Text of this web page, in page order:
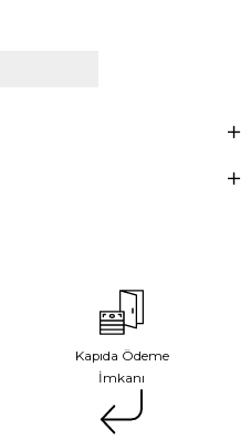
Kapıda Ödeme
İmkanı